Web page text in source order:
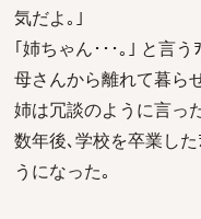
気だよ｡｣
｢姉ちゃん･･･｡｣ と言
母さんから離れて暮ら
姉は冗談のように言っ
数年後､学校を卒業し
うになった｡